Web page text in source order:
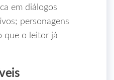
em diálogos
personagens
que o leitor já